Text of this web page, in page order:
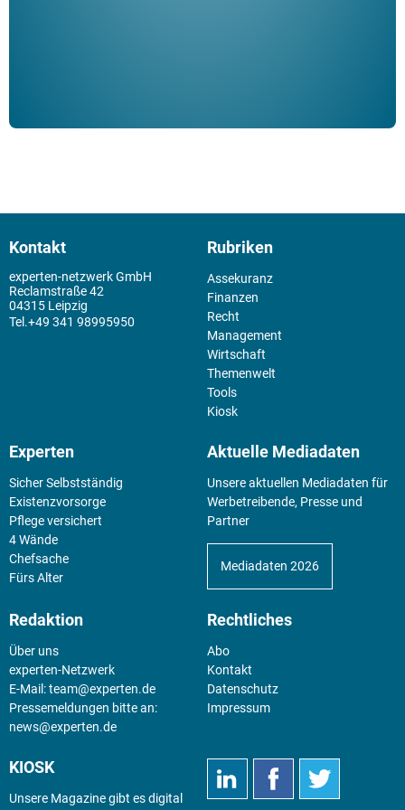
Kontakt
experten-netzwerk GmbH
Reclamstraße 42
04315 Leipzig
+49 341 98995950
Rubriken
Assekuranz
Finanzen
Recht
Management
Wirtschaft
Themenwelt
Tools
Kiosk
Experten
Sicher Selbstständig
Existenz­vorsorge
Pflege versichert
4 Wände
Chefsache
Fürs Alter
Aktuelle Mediadaten
Unsere aktuellen Mediadaten für
Werbetreibende, Presse und
Partner
Mediadaten 2026
Redaktion
Über uns
experten-Netzwerk
E-Mail:team@experten.de
Pressemeldungen bitte an:
news@experten.de
Rechtliches
Abo
Kontakt
Datenschutz
Impressum
KIOSK
Unsere Magazine gibt es digital